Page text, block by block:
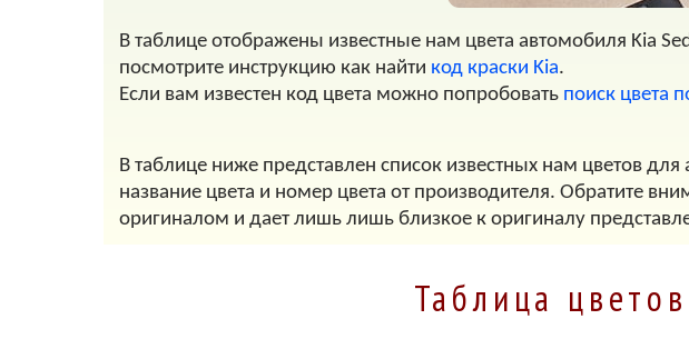
В таблице отображены известные нам цвета автомобиля Kia
посмотрите инструкцию как найти код краски Kia.
Если вам известен код цвета можно попробовать поиск цвета
В таблице ниже представлен список известных нам цветов
название цвета и номер цвета от производителя. Обратите
оригиналом и дает лишь лишь близкое к оригиналу
Таблица